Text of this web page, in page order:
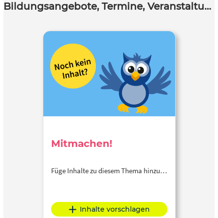
Bildungsangebote, Termine, Veranstaltungen
Mitmachen!
Füge Inhalte zu diesem Thema hinzu…
Inhalte vorschlagen